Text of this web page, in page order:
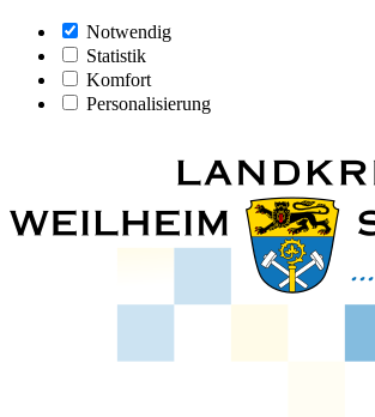
Notwendig
Statistik
Komfort
Personalisierung